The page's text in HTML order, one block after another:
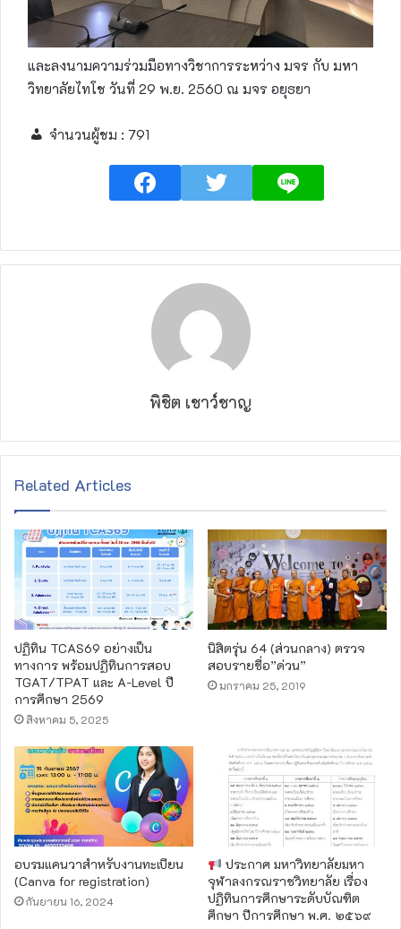
และลงนามความร่วมมือทางวิชาการระหว่าง มจร กับ มหา
วิทยาลัยไทโช วันที่ 29 พ.ย. 2560 ณ มจร อยุธยา
จำนวนผู้ชม : 791
พิชิต เชาว์ชาญ
Related Articles
ปฏิทิน TCAS69 อย่างเป็น
ทางการ พร้อมปฏิทินการสอบ
TGAT/TPAT และ A-Level ปี
การศึกษา 2569
สิงหาคม 5, 2025
นิสิตรุ่น 64 (ส่วนกลาง) ตรวจ
สอบรายชื่อ”ด่วน”
มกราคม 25, 2019
อบรมแคนวาสำหรับงานทะเบียน
(Canva for registration)
กันยายน 16, 2024
ประกาศ มหาวิทยาลัยมหา
จุฬาลงกรณราชวิทยาลัย เรื่อง
ปฏิทินการศึกษาระดับบัณฑิต
ศึกษา ปีการศึกษา พ.ศ. ๒๕๖๙